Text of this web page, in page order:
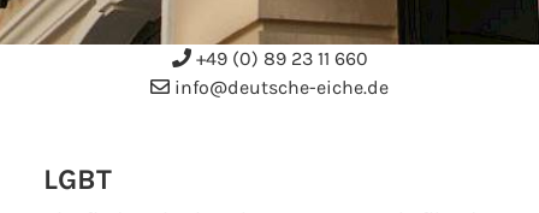
+49 (0) 89 23 11 660
info@deutsche-eiche.de
LGBT